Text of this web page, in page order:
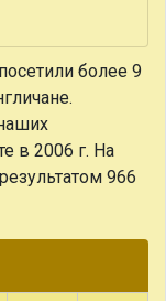
более 9
в 2006 г. На
966